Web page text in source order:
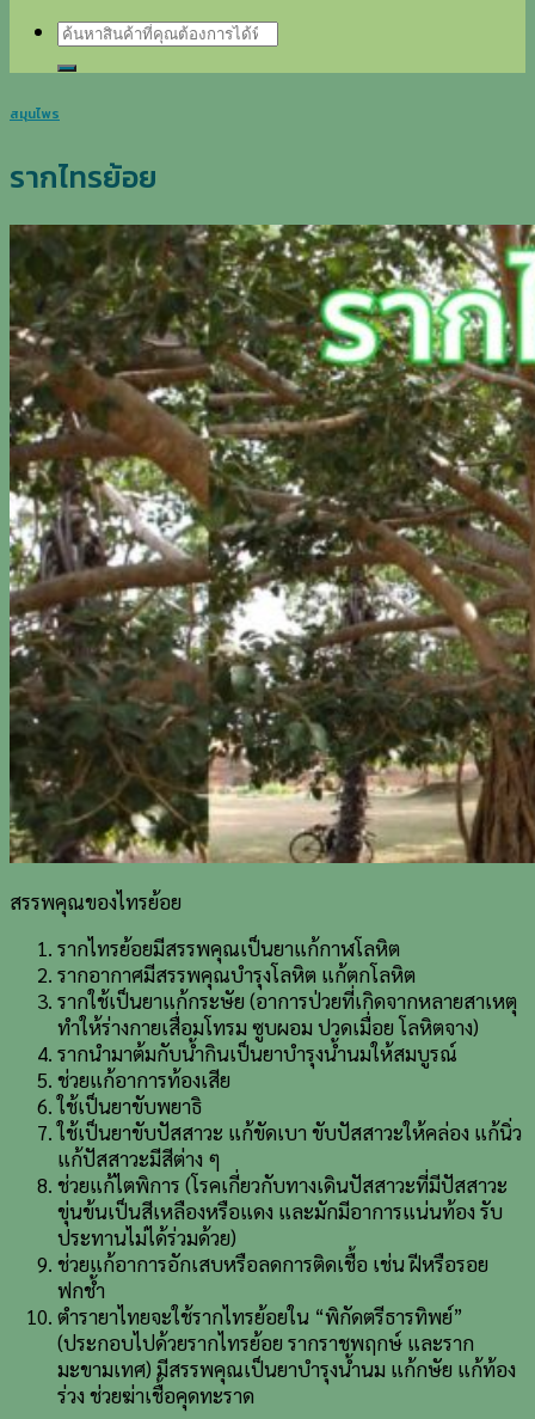
ค้นหา:
สมุนไพร
รากไทรย้อย
สรรพคุณของไทรย้อย
รากไทรย้อยมีสรรพคุณเป็นยาแก้กาฬโลหิต
รากอากาศมีสรรพคุณบำรุงโลหิต แก้ตกโลหิต
รากใช้เป็นยาแก้กระษัย (อาการป่วยที่เกิดจากหลายสาเหตุ
ทำให้ร่างกายเสื่อมโทรม ซูบผอม ปวดเมื่อย โลหิตจาง)
รากนำมาต้มกับน้ำกินเป็นยาบำรุงน้ำนมให้สมบูรณ์
ช่วยแก้อาการท้องเสีย
ใช้เป็นยาขับพยาธิ
ใช้เป็นยาขับปัสสาวะ แก้ขัดเบา ขับปัสสาวะให้คล่อง แก้นิ่ว
แก้ปัสสาวะมีสีต่าง ๆ
ช่วยแก้ไตพิการ (โรคเกี่ยวกับทางเดินปัสสาวะที่มีปัสสาวะ
ขุ่นข้นเป็นสีเหลืองหรือแดง และมักมีอาการแน่นท้อง รับ
ประทานไม่ได้ร่วมด้วย)
ช่วยแก้อาการอักเสบหรือลดการติดเชื้อ เช่น ฝีหรือรอย
ฟกช้ำ
ตำรายาไทยจะใช้รากไทรย้อยใน “พิกัดตรีธารทิพย์”
(ประกอบไปด้วยรากไทรย้อย รากราชพฤกษ์ และราก
มะขามเทศ) มีสรรพคุณเป็นยาบำรุงน้ำนม แก้กษัย แก้ท้อง
ร่วง ช่วยฆ่าเชื้อคุดทะราด